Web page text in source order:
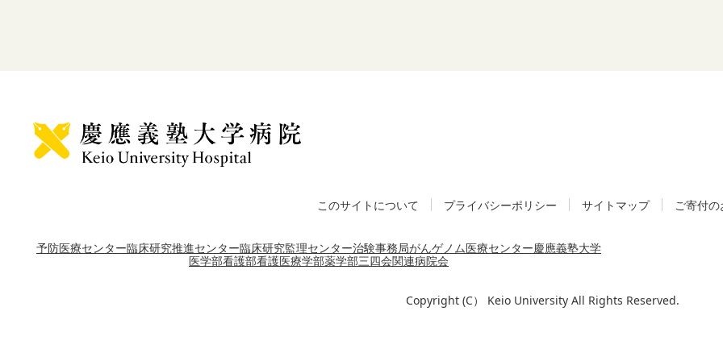
このサイトについて プライバシーポリシー サイトマップ ご寄付
予防医療センター臨床研究推進センター臨床研究監理センター治験事務局がんゲノム医療センター慶應義塾大学
医学部看護部看護医療学部薬学部三四会関連病院会
Copyright (C） Keio University All Rights Reserved.